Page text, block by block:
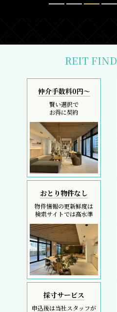
REIT FIND
仲介手数料0円～
賢い選択で
お得に契約
おとり物件なし
物件情報の更新鮮度は
検索サイトでは高水準
採寸サービス
申込後は当社スタッフが